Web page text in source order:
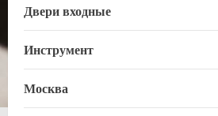
Двери входные
Инструмент
Москва